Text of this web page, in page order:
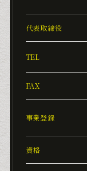
代表取締役
TEL
FAX
事業登録
資格